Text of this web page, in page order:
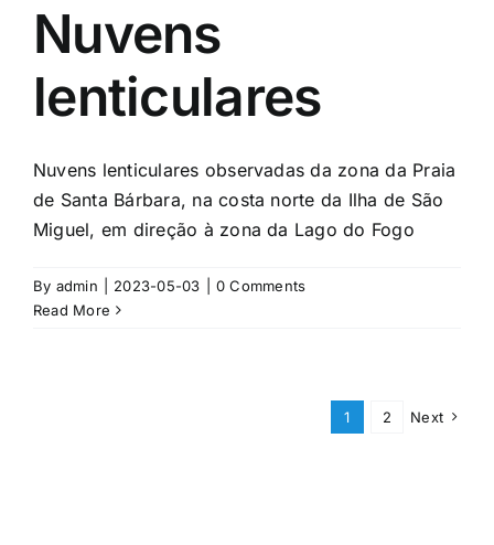
Nuvens
lenticulares
Nuvens lenticulares observadas da zona da Praia
de Santa Bárbara, na costa norte da Ilha de São
Miguel, em direção à zona da Lago do Fogo
By admin 2023-05-03
0 Comments
Read More
1 2 Next